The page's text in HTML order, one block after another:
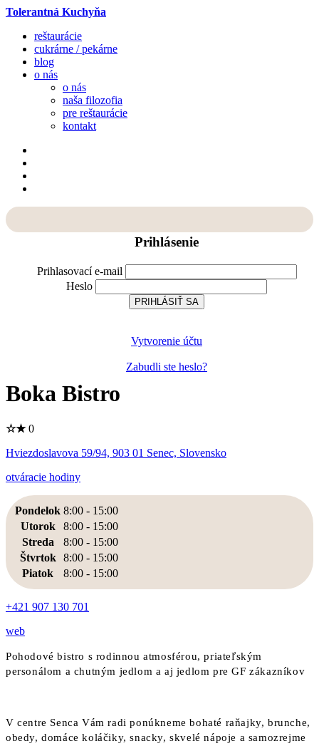
Tolerantná Kuchyňa
reštaurácie
cukrárne / pekárne
blog
o nás
o nás
naša filozofia
pre reštaurácie
kontakt
Prihlásenie
Prihlasovací e-mail
Heslo
Vytvorenie účtu
Zabudli ste heslo?
Boka Bistro
☆★0
Hviezdoslavova 59/94, 903 01 Senec, Slovensko
otváracie hodiny
Pondelok 8:00 - 15:00
Utorok
8:00 - 15:00
Streda
8:00 - 15:00
Štvrtok
8:00 - 15:00
Piatok
8:00 - 15:00
+421 907 130 701
web
Pohodové bistro s rodinnou atmosférou, priateľským
personálom a chutným jedlom a aj jedlom pre GF zákazníkov
V centre Senca Vám radi ponúkneme bohaté raňajky, brunche,
obedy, domáce koláčiky, snacky, skvelé nápoje a samozrejme